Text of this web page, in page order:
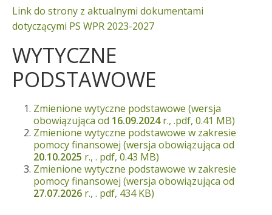
Link do strony z aktualnymi dokumentami
dotyczącymi PS WPR 2023-2027
WYTYCZNE
PODSTAWOWE
Zmienione wytyczne podstawowe (wersja
obowiązująca od 16.09.2024r., .pdf, 0.41 MB)
Zmienione wytyczne podstawowe w zakresie
pomocy finansowej (wersja obowiązująca od
20.10.2025 r., . pdf, 0.43 MB)
Zmienione wytyczne podstawowe w zakresie
pomocy finansowej (wersja obowiązująca od
27.07.2026r., . pdf, 434 KB)